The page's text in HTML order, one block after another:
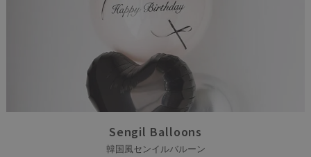
Sengil Balloons
韓国風センイルバルーン